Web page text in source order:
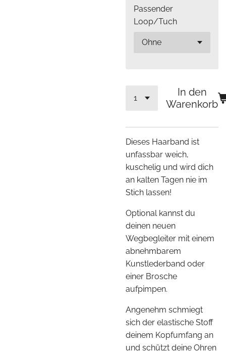
Passender
Loop/Tuch
In den
Warenkorb
Dieses Haarband ist
unfassbar weich,
kuschelig und wird dich
an kalten Tagen nie im
Stich lassen!
Optional kannst du
deinen neuen
Wegbegleiter mit einem
abnehmbarem
Kunstlederband oder
einer Brosche
aufpimpen.
Angenehm schmiegt
sich der elastische Stoff
deinem Kopfumfang an
und schützt deine Ohren